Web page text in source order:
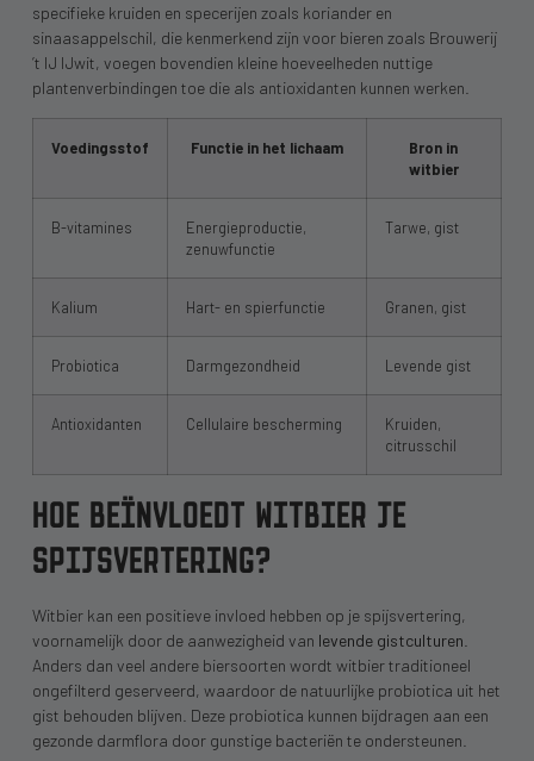
specifieke kruiden en specerijen zoals koriander en
sinaasappelschil, die kenmerkend zijn voor bieren zoals Brouwerij
’t IJ IJwit, voegen bovendien kleine hoeveelheden nuttige
plantenverbindingen toe die als antioxidanten kunnen werken.
Voedingsstof Functie in het lichaam
Bron in
witbier
B-vitamines
Energieproductie,
zenuwfunctie
Tarwe, gist
Kalium Hart- en spierfunctie Granen, gist
Probiotica Darmgezondheid Levende gist
Antioxidanten Cellulaire bescherming
Kruiden,
citrusschil
HOE BEÏNVLOEDT WITBIER JE
SPIJSVERTERING?
Witbier kan een positieve invloed hebben op je spijsvertering,
voornamelijk door de aanwezigheid van levende gistculturen
Anders dan veel andere biersoorten wordt witbier traditioneel
ongefilterd geserveerd, waardoor de natuurlijke probiotica uit het
gist behouden blijven. Deze probiotica kunnen bijdragen aan een
gezonde darmflora door gunstige bacteriën te ondersteunen.